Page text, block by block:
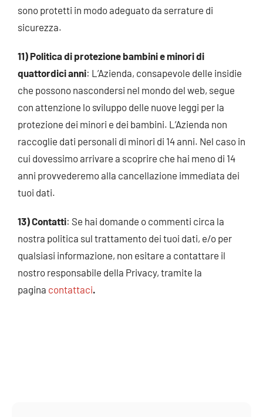
sono protetti in modo adeguato da serrature di
sicurezza.
11) Politica di protezione bambini e minori di
quattordici anni: L’Azienda, consapevole delle insidie
che possono nascondersi nel mondo del web, segue
con attenzione lo sviluppo delle nuove leggi per la
protezione dei minori e dei bambini. L’Azienda non
raccoglie dati personali di minori di 14 anni. Nel caso in
cui dovessimo arrivare a scoprire che hai meno di 14
anni provvederemo alla cancellazione immediata dei
tuoi dati.
13) Contatti: Se hai domande o commenti circa la
nostra politica sul trattamento dei tuoi dati, e/o per
qualsiasi informazione, non esitare a contattare il
nostro responsabile della Privacy, tramite la
pagina contattaci.